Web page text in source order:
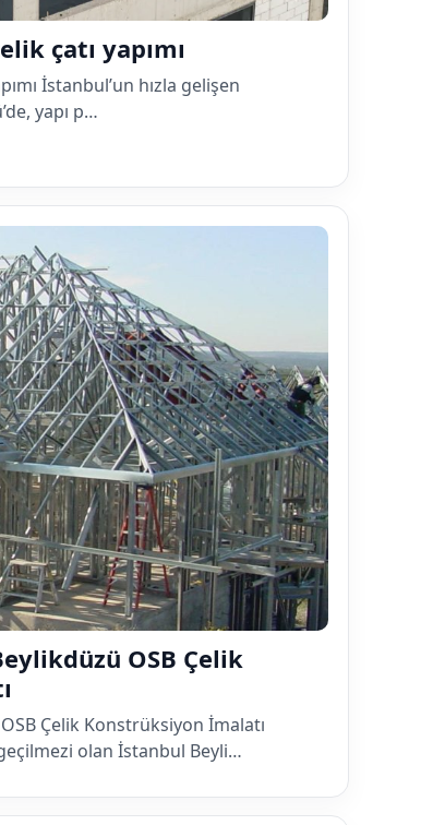
çatı yapımı
İstanbul’un hızla gelişen
yapı p…
OSB Çelik
Çelik Konstrüksiyon İmalatı
olan İstanbul Beyli…